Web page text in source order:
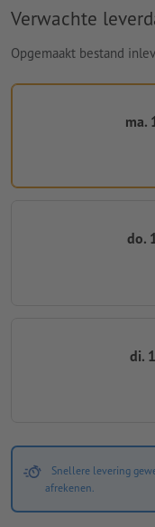
Verwachte
Opgemaakt bestand
ma.
do.
di.
Snellere levering
afrekenen.